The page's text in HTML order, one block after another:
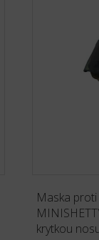
Maska
krytkou